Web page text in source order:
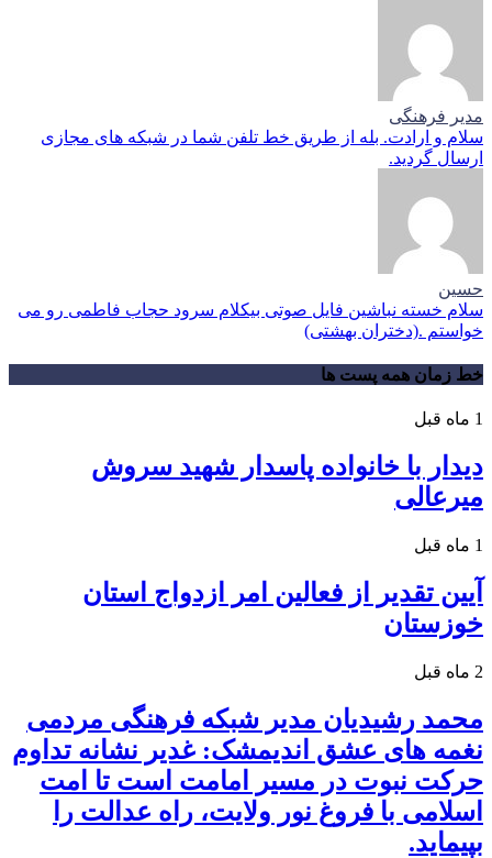
مدیر فرهنگی
سلام و ارادت. بله از طریق خط تلفن شما در شبکه های مجازی
ارسال گردید.
حسین
سلام خسته نباشین فایل صوتی بیکلام سرود حجاب فاطمی رو می
خواستم .(دختران بهشتی)
خط زمان همه پست ها
1 ماه قبل
دیدار با خانواده پاسدار شهید سروش
میرعالی
1 ماه قبل
آیین تقدیر از فعالین امر ازدواج استان
خوزستان
2 ماه قبل
محمد رشیدیان مدیر شبکه فرهنگی مردمی
نغمه های عشق اندیمشک: غدیر نشانه تداوم
حرکت نبوت در مسیر امامت است تا امت
اسلامی با فروغ نور ولایت، راه عدالت را
بپیماید.